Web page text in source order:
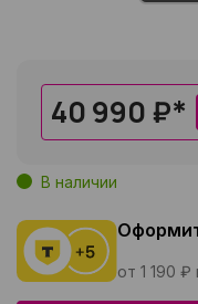
40 990 ₽*
В наличии
от 1 190 ₽